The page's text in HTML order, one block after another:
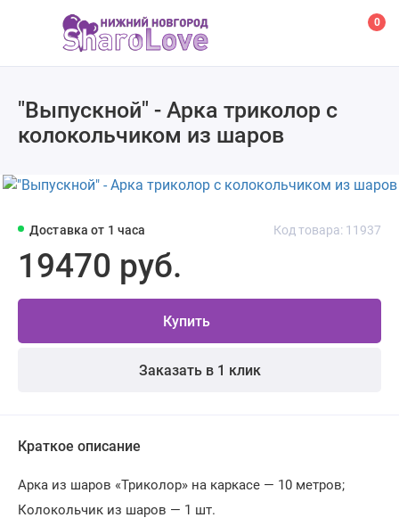
0
"Выпускной" - Арка триколор с
колокольчиком из шаров
Доставка от 1 часа Код товара: 11937
19470 руб.
Купить
Заказать в 1 клик
Краткое описание
Арка из шаров «Триколор» на каркасе — 10 метров;
Колокольчик из шаров — 1 шт.